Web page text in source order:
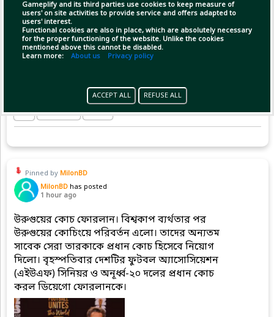
Gameplify and its third parties use cookies to keep measure of
users' on site activities to provide service and offers adapted to
users' interest.
Functional cookies are also in place, which are absolutely necessary
for the proper functioning of the website. Unlike the cookies
mentioned above this cannot be disabled.
Learn more: About us Privacy policy
ACCEPT ALL REFUSE ALL
Pinned by MilonBD
MilonBD has posted
1 hour ago
উরুগুয়ের কোচ ফোরলান। বিশ্বকাপ ব্যর্থতার পর
উরুগুয়ের কোচিংয়ে পরিবর্তন এলো। তাদের অন্যতম
সাবেক সেরা তারকাকে প্রধান কোচ হিসেবে নিয়োগ
দিলো। বৃহস্পতিবার দেশটির ফুটবল অ্যাসোসিয়েশন
(এইউএফ) সিনিয়র ও অনূর্ধ্ব-২০ দলের প্রধান কোচ
করল ডিয়েগো ফোরলানকে।